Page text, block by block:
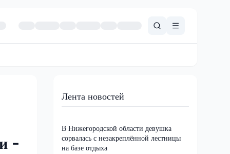
-
Лента новостей
В Нижегородской области девушка
сорвалась с незакреплённой лестницы
на базе отдыха